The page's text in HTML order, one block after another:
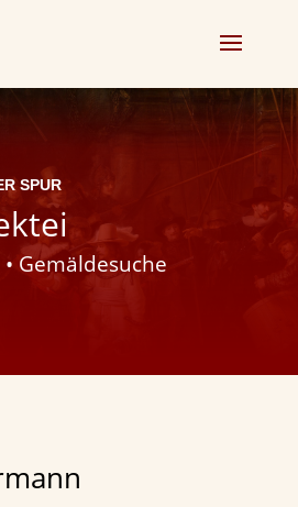
SPUR
Gemäldesuche